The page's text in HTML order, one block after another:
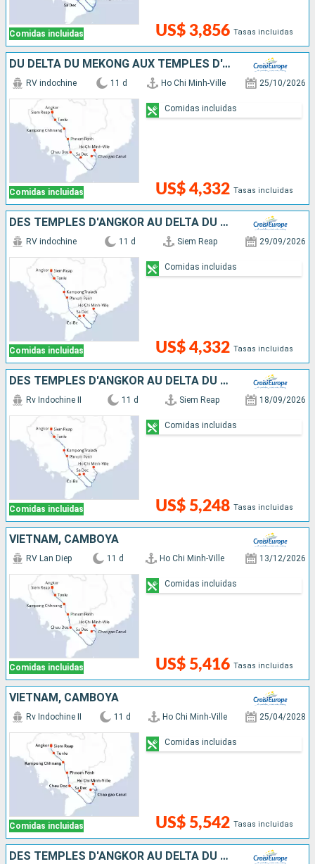
Comidas incluidas US$ 3,856 Tasas incluidas
DU DELTA DU MÉKONG AUX TEMPLES D'ANGKOR (FORMULE PORT/PORT)
Comidas incluidas
RV indochine 11 d Ho Chi Minh-Ville 25/10/2026
US$ 4,332 Tasas incluidas
Comidas incluidas
DES TEMPLES D'ANGKOR AU DELTA DU MÉKONG
Comidas incluidas
RV indochine 11 d Siem Reap 29/09/2026
US$ 4,332 Tasas incluidas
Comidas incluidas
DES TEMPLES D'ANGKOR AU DELTA DU MÉKONG
Comidas incluidas
Rv Indochine II 11 d Siem Reap 18/09/2026
US$ 5,248 Tasas incluidas
Comidas incluidas
VIETNAM, CAMBOYA
Comidas incluidas
RV Lan Diep 11 d Ho Chi Minh-Ville 13/12/2026
US$ 5,416 Tasas incluidas
Comidas incluidas
VIETNAM, CAMBOYA
Comidas incluidas
Rv Indochine II 11 d Ho Chi Minh-Ville 25/04/2028
US$ 5,542 Tasas incluidas
Comidas incluidas
DES TEMPLES D'ANGKOR AU DELTA DU MÉKONG, HANOÏ ET LA BAIE D'ALONG (FORMULE PORT/PORT)